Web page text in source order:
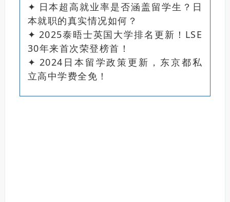
✦ 日本超高就业率是否涵盖留学生？日
本就职的真实情况如何？
✦ 2025泰晤士英国大学排名更新！LSE
30年来首次荣登榜首！
✦ 2024日本留学政策更新，东京都私
立高中学费全免！